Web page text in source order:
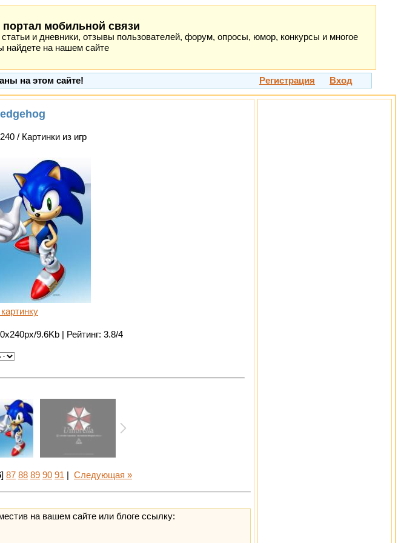
мобильной связи
и дневники, отзывы пользователей, форум, опросы, юмор, конкурсы и многое
найдете на нашем сайте
на этом сайте! Регистрация Вход
/ Картинки из игр
9.6Kb | Рейтинг: 3.8/4
] 87 88 89 90 91 Следующая »
на вашем сайте или блоге ссылку: